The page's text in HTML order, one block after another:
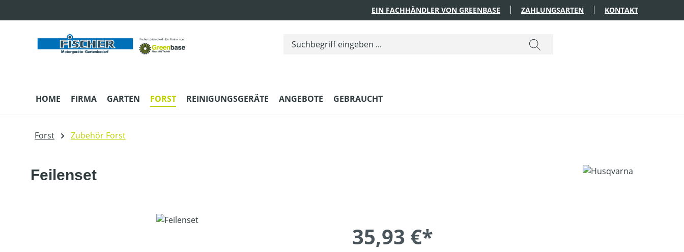
EIN FACHHÄNDLER VON GREENBASE ZAHLUNGSARTEN KONTAKT
HOME FIRMA GARTEN FORST REINIGUNGSGERÄTE ANGEBOTE GEBRAUCHT
Forst Zubehör Forst
Feilenset
35,93 €*